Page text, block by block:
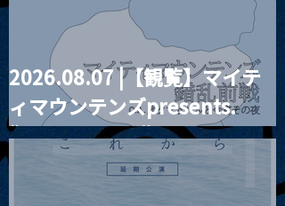
2026.08.07 |【観覧】マイテ
ィマウンテンズpresents.
“HALL-IN-ONE”